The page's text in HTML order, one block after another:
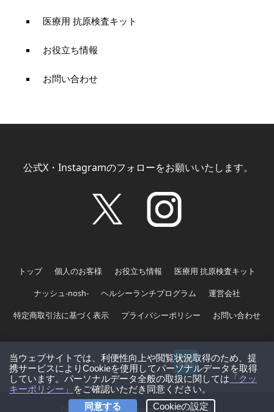
医療用 抗原検査キット
お役立ち情報
お問い合わせ
公式X・Instagramのフォローをお願いいたします。
トップ 個人のお客様 お役立ち情報
医療用 抗原検査キット
ナッシュ-nosh-
ヘルシーランチプログラム
運営会社
特定商取引法に基づく表示
プライバシーポリシー お問い合わせ
ツイート
Copyright　©sustainable planning. All Rights Reserved.